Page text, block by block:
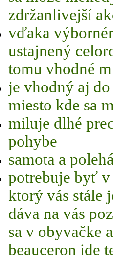
zdržanlivejší
vďaka
ustajnený
tomu vhodné
je vhodný aj
miesto kde sa
miluje dlhé
pohybe
samota a
potrebuje byť v
ktorý vás stále
dáva na vás
sa v obyvačke
beauceron ide